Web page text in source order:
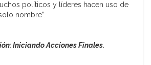
políticos y líderes hacen uso de
nombre”.
Iniciando Acciones Finales.